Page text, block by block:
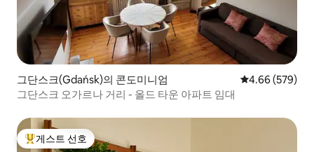
그단스크(Gdańsk)의 콘도미니엄 평점 4.66점(5
4.66 (579)
그단스크 오가르나 거리 - 올드 타운 아파트 임대
상위 게스트 선호
게스트 선호